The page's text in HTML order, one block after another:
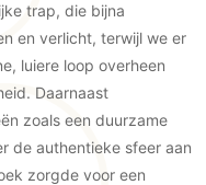
trap, die bijna
en verlicht, terwijl we er
luiere loop overheen
Daarnaast
zoals een duurzame
de authentieke sfeer aan
zorgde voor een